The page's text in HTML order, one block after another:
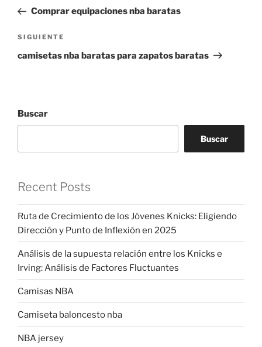
entradas
anterior:
Comprar equipaciones nba baratas
Siguiente
entrada
SIGUIENTE
camisetas nba baratas para zapatos baratas
Buscar
Buscar
Recent Posts
Ruta de Crecimiento de los Jóvenes Knicks: Eligiendo
Dirección y Punto de Inflexión en 2025
Análisis de la supuesta relación entre los Knicks e
Irving: Análisis de Factores Fluctuantes
Camisas NBA
Camiseta baloncesto nba
NBA jersey